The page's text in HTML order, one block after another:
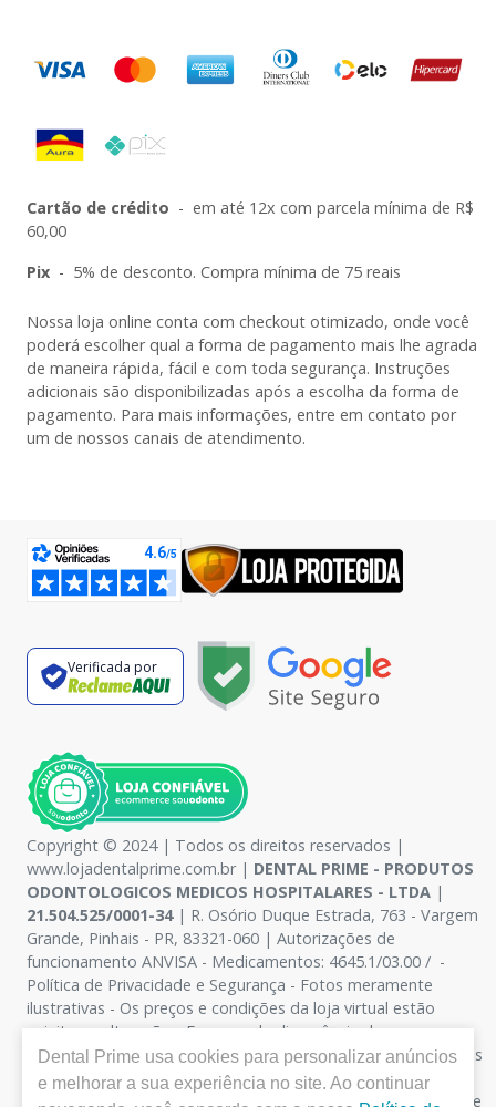
Cartão de crédito - em até 12x com parcela mínima de R$
60,00
Pix - 5% de desconto. Compra mínima de 75 reais
Nossa loja online conta com checkout otimizado, onde você
poderá escolher qual a forma de pagamento mais lhe agrada
de maneira rápida, fácil e com toda segurança. Instruções
adicionais são disponibilizadas após a escolha da forma de
pagamento. Para mais informações, entre em contato por
um de nossos canais de atendimento.
Verificada por
Copyright © 2024 | Todos os direitos reservados |
www.lojadentalprime.com.br | DENTAL PRIME - PRODUTOS
ODONTOLOGICOS MEDICOS HOSPITALARES - LTDA |
21.504.525/0001-34| R. Osório Duque Estrada, 763 - Vargem
Grande, Pinhais - PR, 83321-060 | Autorizações de
funcionamento ANVISA - Medicamentos: 4645.1/03.00 / -
Política de Privacidade e Segurança - Fotos meramente
ilustrativas - Os preços e condições da loja virtual estão
sujeitos a alterações. Em caso de divergência de preços no
site, o valor válido é o do Carrinho de Compra. Não vendemos
por atacado, por isso nos reservamos o direito de não
atender compras de grandes volumes pelo site. Venda no site
Dental Prime usa cookies para personalizar anúncios
e melhorar a sua experiência no site. Ao continuar